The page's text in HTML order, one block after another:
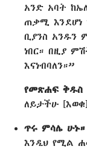
አንድ አባት
ጠቃሚ እንደሆነ
ቢያንስ አንዱን
ነበር። በዚያ
እናነብባለን።”
የመጽሐፍ ቅዱስ
ለይታችሁ
ጥሩ ምሳሌ ሁኑ።
እንዲህ የሚል